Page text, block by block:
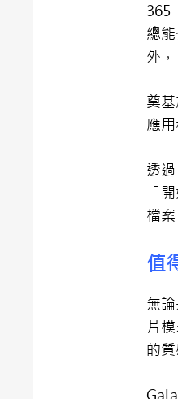
365
總
外
奠
應
透
「
檔
值
無
片
的